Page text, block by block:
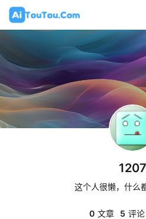
1207
这个人很懒，什么
0 文章 5 评论